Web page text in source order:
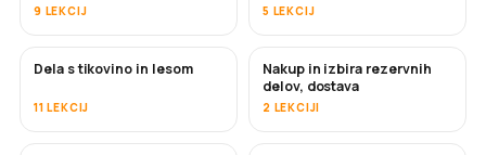
9 LEKCIJ 5 LEKCIJ
Dela s tikovino in lesom
11 LEKCIJ
KMALU
Nakup in izbira rezervnih
delov, dostava
2 LEKCIJI